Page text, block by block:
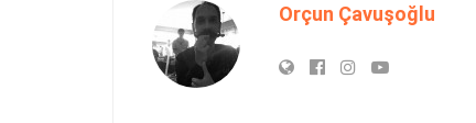
Orçun Çavuşoğlu